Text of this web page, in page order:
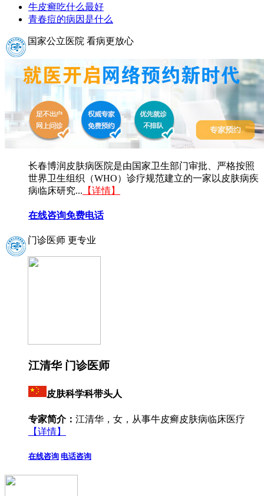
牛皮癣吃什么最好
青春痘的病因是什么
国家公立医院 看病更放心
长春博润皮肤病医院是由国家卫生部门审批、严格按照
世界卫生组织（WHO）诊疗规范建立的一家以皮肤病疾
病临床研究... 【详情】
在线咨询免费电话
门诊医师 更专业
江清华 门诊医师
皮肤科学科带头人
专家简介： 江清华，女，从事牛皮癣皮肤病临床医疗
【详情】
在线咨询 电话咨询